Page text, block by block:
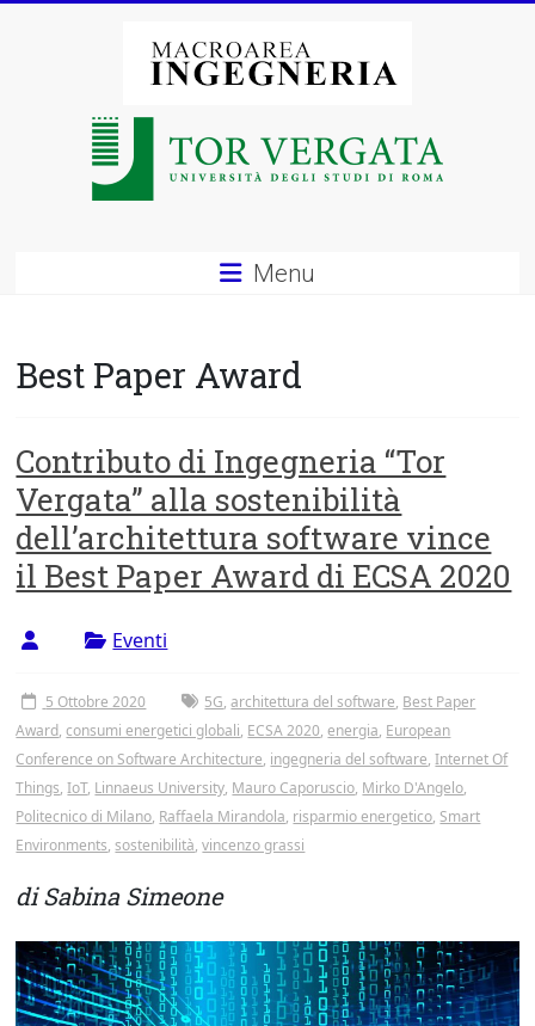
Macroarea
degli
di
Roma
Tor
Vergata
Menu
Best Paper Award
Contributo di Ingegneria “Tor
Vergata” alla sostenibilità
dell’architettura software vince
il Best Paper Award di ECSA 2020
Eventi
5 Ottobre 2020 5G,architettura del software, Best Paper
Award,consumi energetici globali, ECSA 2020,energia, European
Conference on Software Architecture, ingegneria del software,Internet Of
Things,IoT, Linnaeus University, Mauro Caporuscio, Mirko D'Angelo,
Politecnico di Milano, Raffaela Mirandola, risparmio energetico, Smart
Environments,sostenibilità,vincenzo grassi
di Sabina Simeone